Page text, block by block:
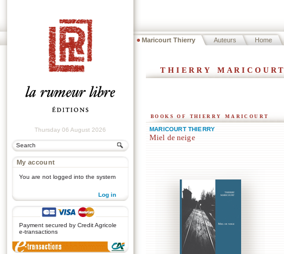
Maricourt Thierry Auteurs Home
Thursday 06 August 2026
My account
You are not logged into the system
Log in
Payment secured by Credit Agricole
e-transactions
thierry maricourt
books of thierry maricourt
MARICOURT THIERRY
Miel de neige